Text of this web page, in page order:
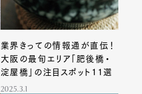
業界きっての情報通が直伝！
大阪の最旬エリア「肥後橋・
淀屋橋」の注目スポット11選
2025.3.1